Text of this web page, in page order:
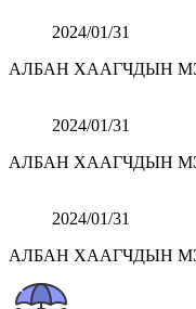
2024/01/31
АЛБАН ХААГЧДЫН
2024/01/31
АЛБАН ХААГЧДЫН
2024/01/31
АЛБАН ХААГЧДЫН